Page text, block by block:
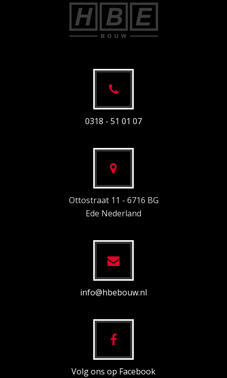
0318 - 51 01 07
Ottostraat 11 - 6716 BG
Ede Nederland
info@hbebouw.nl
Volg ons op Facebook